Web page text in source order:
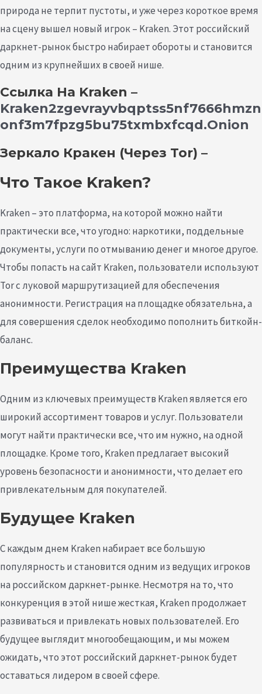
природа не терпит пустоты, и уже через короткое время
на сцену вышел новый игрок – Kraken. Этот российский
даркнет-рынок быстро набирает обороты и становится
одним из крупнейших в своей нише.
Cсылка На Kraken –
Kraken2zgevrayvbqptss5nf7666hmzn
Onf3m7fpzg5bu75txmbxfcqd.onion
Зеркало Кракен (Через Tor) –
Что Такое Kraken?
Kraken – это платформа, на которой можно найти
практически все, что угодно: наркотики, поддельные
документы, услуги по отмыванию денег и многое другое.
Чтобы попасть на сайт Kraken, пользователи используют
Tor с луковой маршрутизацией для обеспечения
анонимности. Регистрация на площадке обязательна, а
для совершения сделок необходимо пополнить биткойн-
баланс.
Преимущества Kraken
Одним из ключевых преимуществ Kraken является его
широкий ассортимент товаров и услуг. Пользователи
могут найти практически все, что им нужно, на одной
площадке. Кроме того, Kraken предлагает высокий
уровень безопасности и анонимности, что делает его
привлекательным для покупателей.
Будущее Kraken
С каждым днем Kraken набирает все большую
популярность и становится одним из ведущих игроков
на российском даркнет-рынке. Несмотря на то, что
конкуренция в этой нише жесткая, Kraken продолжает
развиваться и привлекать новых пользователей. Его
будущее выглядит многообещающим, и мы можем
ожидать, что этот российский даркнет-рынок будет
оставаться лидером в своей сфере.